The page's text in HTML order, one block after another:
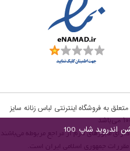
به فروشگاه اینترنتی لباس زنانه سایز
مجوزهای لازم از مراجع مربوطه می‌باشند
جمهوری اسلامی ایران است.
اندروید شاپ 100